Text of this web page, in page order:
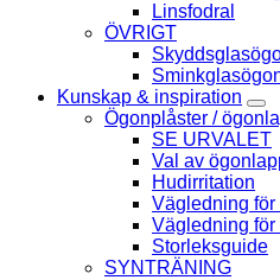
Linsfodral
ÖVRIGT
Kunskap & inspiration
Ögonplåster /
SE URVALET
Val av
Hudirritation
Vägledning
Vägledning
Storleksguide
SYNTRÄNING